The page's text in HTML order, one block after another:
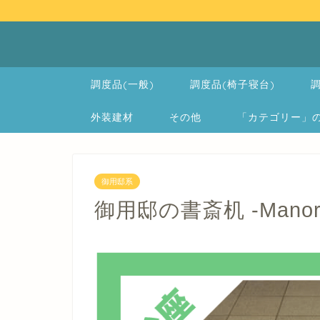
調度品(一般) 調度品(椅子寝台)
外装建材 その他 「カテゴリー
御用邸系
御用邸の書斎机 -